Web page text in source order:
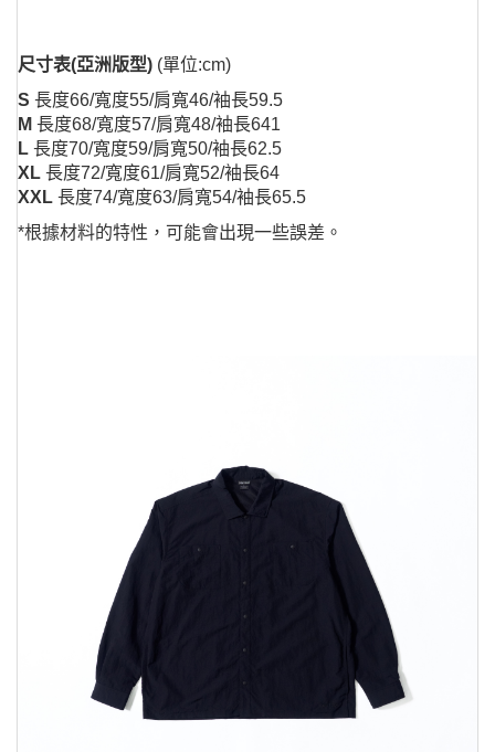
尺寸表(亞洲版型) (單位:cm)
S 長度66/寬度55/肩寬46/袖長59.5
M 長度68/寬度57/肩寬48/袖長641
L 長度70/寬度59/肩寬50/袖長62.5
XL 長度72/寬度61/肩寬52/袖長64
XXL 長度74/寬度63/肩寬54/袖長65.5
*根據材料的特性，可能會出現一些誤差。